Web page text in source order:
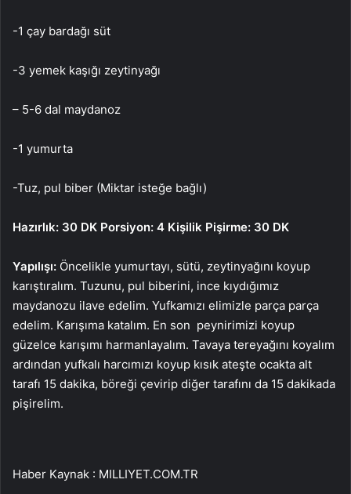
-1 çay bardağı süt
-3 yemek kaşığı zeytinyağı
– 5-6 dal maydanoz
-1 yumurta
-Tuz, pul biber (Miktar isteğe bağlı)
Hazırlık: 30 DK Porsiyon: 4 Kişilik Pişirme: 30 DK
Yapılışı: Öncelikle yumurtayı, sütü, zeytinyağını koyup
karıştıralım. Tuzunu, pul biberini, ince kıydığımız
maydanozu ilave edelim. Yufkamızı elimizle parça parça
edelim. Karışıma katalım. En son peynirimizi koyup
güzelce karışımı harmanlayalım. Tavaya tereyağını koyalım
ardından yufkalı harcımızı koyup kısık ateşte ocakta alt
tarafı 15 dakika, böreği çevirip diğer tarafını da 15 dakikada
pişirelim.
Haber Kaynak : MILLIYET.COM.TR